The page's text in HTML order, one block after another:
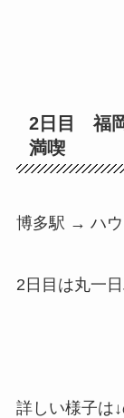
2日目 福
満喫
博多駅 → ハ
2日目は丸一
詳しい様子は